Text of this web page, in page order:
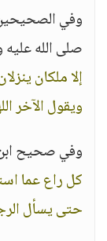
وفي
صلى الله
إلا ملكان
ويقول الآخر
وفي صحيح
كل راع عما
حتى يسأل